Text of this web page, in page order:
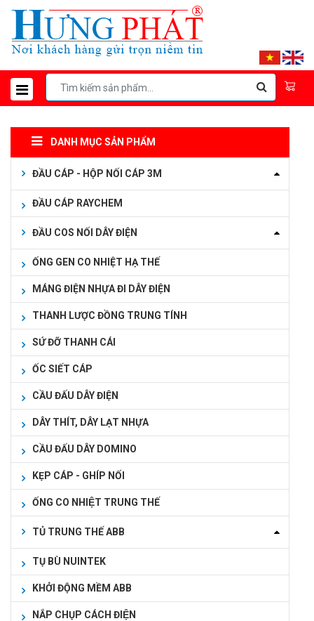
DANH MỤC SẢN PHẨM
ĐẦU CÁP - HỘP NỐI CÁP 3M
ĐẦU CÁP RAYCHEM
ĐẦU COS NỐI DÂY ĐIỆN
ỐNG GEN CO NHIỆT HẠ THẾ
MÁNG ĐIỆN NHỰA ĐI DÂY ĐIỆN
THANH LƯỢC ĐỒNG TRUNG TÍNH
SỨ ĐỠ THANH CÁI
ỐC SIẾT CÁP
CẦU ĐẤU DÂY ĐIỆN
DÂY THÍT, DÂY LẠT NHỰA
CẦU ĐẤU DÂY DOMINO
KẸP CÁP - GHÍP NỐI
ỐNG CO NHIỆT TRUNG THẾ
TỦ TRUNG THẾ ABB
TỤ BÙ NUINTEK
KHỞI ĐỘNG MỀM ABB
NẮP CHỤP CÁCH ĐIỆN